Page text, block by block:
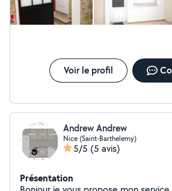
Voir le profil
Andrew Andrew
Nice (Saint-Barthelemy)
5/5 (5 avis)
Présentation